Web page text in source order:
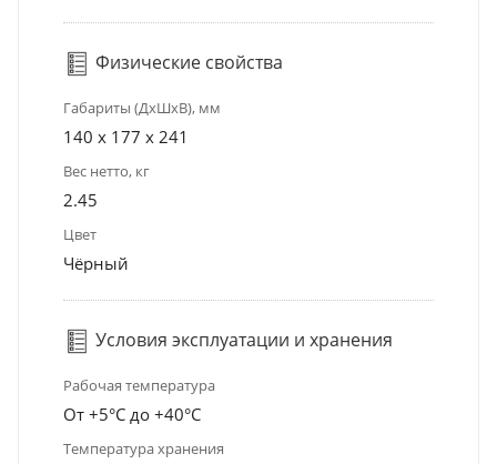
Физические свойства
Габариты (ДхШхВ), мм
140 x 177 x 241
Вес нетто, кг
2.45
Цвет
Чёрный
Условия эксплуатации и хранения
Рабочая температура
От +5°С до +40°С
Температура хранения